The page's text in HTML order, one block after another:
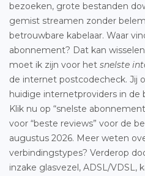
bezoeken, grote bestanden
gemist streamen zonder
betrouwbare kabelaar. Waar
abonnement? Dat kan
moet ik zijn voor het snelste
de internet postcodecheck. Jij
huidige internetproviders in de
Klik nu op “snelste
voor “beste reviews” voor de
augustus 2026. Meer weten
verbindingstypes? Verderop
inzake glasvezel, ADSL/VDSL,